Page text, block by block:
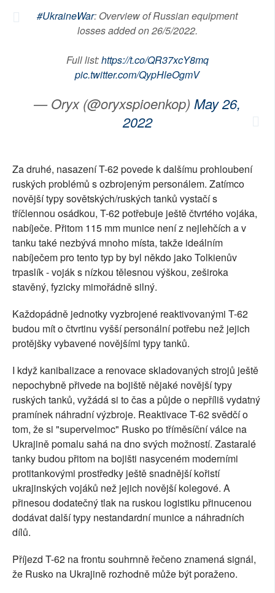
#UkraineWar: Overview of Russian equipment
losses added on 26/5/2022.
Full list:https://t.co/QR37xcY8mq
pic.twitter.com/QypHleOgmV
— Oryx (@oryxspioenkop) May 26,
2022
Za druhé, nasazení T-62 povede k dalšímu prohloubení
ruských problémů s ozbrojeným personálem. Zatímco
novější typy sovětských/ruských tanků vystačí s
tříčlennou osádkou, T-62 potřebuje ještě čtvrtého vojáka,
nabíječe. Přitom 115 mm munice není z nejlehčích a v
tanku také nezbývá mnoho místa, takže ideálním
nabíječem pro tento typ by byl někdo jako Tolkienův
trpaslík - voják s nízkou tělesnou výškou, zeširoka
stavěný, fyzicky mimořádně silný.
Každopádně jednotky vyzbrojené reaktivovanými T-62
budou mít o čtvrtinu vyšší personální potřebu než jejich
protějšky vybavené novějšími typy tanků.
I když kanibalizace a renovace skladovaných strojů ještě
nepochybně přivede na bojiště nějaké novější typy
ruských tanků, vyžádá si to čas a půjde o nepříliš vydatný
pramínek náhradní výzbroje. Reaktivace T-62 svědčí o
tom, že si "supervelmoc" Rusko po tříměsíční válce na
Ukrajině pomalu sahá na dno svých možností. Zastaralé
tanky budou přitom na bojišti nasyceném moderními
protitankovými prostředky ještě snadnější kořistí
ukrajinských vojáků než jejich novější kolegové. A
přinesou dodatečný tlak na ruskou logistiku přinucenou
dodávat další typy nestandardní munice a náhradních
dílů.
Příjezd T-62 na frontu souhrnně řečeno znamená signál,
že Rusko na Ukrajině rozhodně může být poraženo.